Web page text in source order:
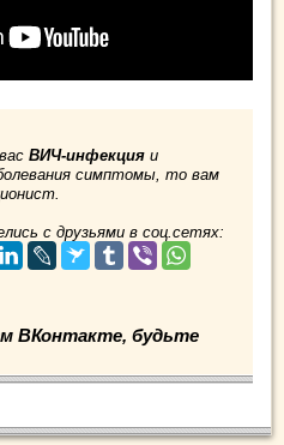
ВИЧ-инфекция и
симптомы, то вам
с друзьями в соц.сетях:
ВКонтакте, будьте